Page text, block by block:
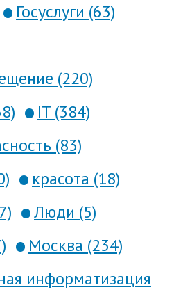
Госуслуги (63)
(220)
IT (384)
(83)
красота (18)
Люди (5)
Москва (234)
информатизация